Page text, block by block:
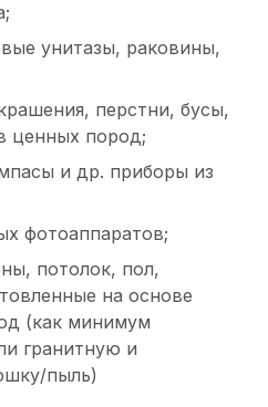
унитазы, раковины,
перстни, бусы,
ценных пород;
и др. приборы из
фотоаппаратов;
потолок, пол,
на основе
(как минимум
гранитную и
пыль)